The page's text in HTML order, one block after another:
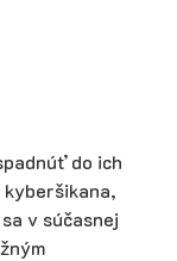
do ich
v súčasnej